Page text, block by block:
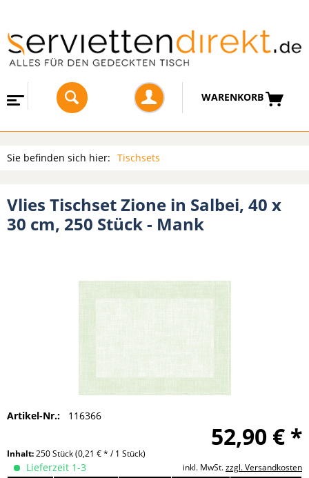
WARENKORB
Sie befinden sich hier: Tischsets
Vlies Tischset Zione in Salbei, 40 x
30 cm, 250 Stück - Mank
Artikel-Nr.: 116366
52,90 € *
Inhalt:250 Stück(0,21 € * / 1 Stück)
inkl. MwSt.zzgl. Versandkosten
Lieferzeit 1-3